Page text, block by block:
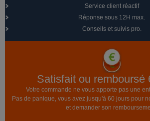
Service client réactif
Réponse sous 12H max.
Conseils et suivis pro.
Satisfait ou remboursé
Votre commande ne vous apporte pas une
Pas de panique, vous avez jusqu'à 60 jours pour
et demander son